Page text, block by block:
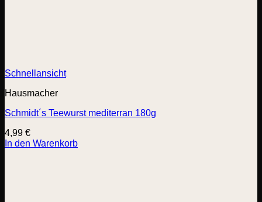
Schnellansicht
Hausmacher
Schmidt´s Teewurst mediterran 180g
4,99 €
In den Warenkorb